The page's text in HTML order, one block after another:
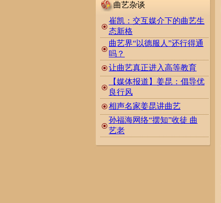
曲艺杂谈
崔凯：交互媒介下的曲艺生
态新格
曲艺界“以德服人”还行得通
吗？
让曲艺真正进入高等教育
【媒体报道】姜昆：倡导优
良行风
相声名家姜昆讲曲艺
孙福海网络“摆知”收徒 曲
艺老